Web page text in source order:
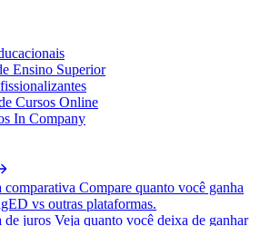
Ensino Superior
Cursos Online
In Company
comparativa Compare quanto você ganha
vs outras plataformas.
de juros Veja quanto você deixa de ganhar